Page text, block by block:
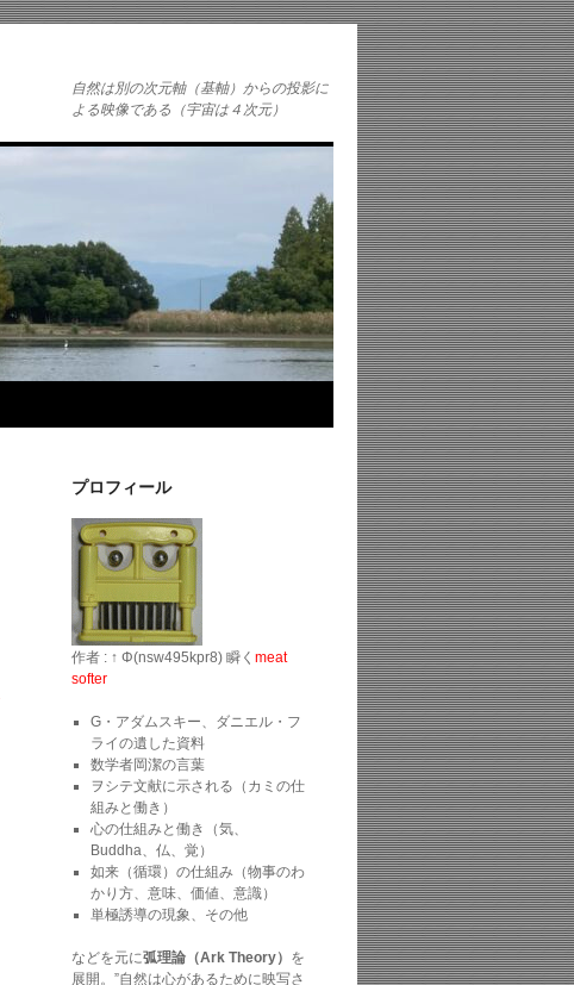
自然は別の次元軸（基軸）からの投影に
よる映像である（宇宙は４次元）
プロフィール
作者 : ↑ Φ(nsw495kpr8) 瞬く meat
softer
G・アダムスキー、ダニエル・フ
ライの遺した資料
数学者岡潔の言葉
ヲシテ文献に示される（カミの仕
組みと働き）
心の仕組みと働き（気、
Buddha、仏、覚）
如来（循環）の仕組み（物事のわ
かり方、意味、価値、意識）
単極誘導の現象、その他
などを元に弧理論（Ark Theory） を
展開。”自然は心があるために映写さ